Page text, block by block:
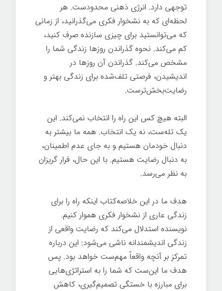
توجهی دارد. انرژی ذهنی محدودست. هر
لحظه‌ای که به نشخوار فکری می‌گذرانید، از زمانی
که می‌توانستید برای چیزی سازنده صرف کنید،
کم می‌کند. نحوه گذراندن روزها زندگی شما را
مشخص می‌کند. گذراندن آن روزها در
اندیشیدن، فرصتی تلف‌شده برای زندگی بهتر و
رضایت‌بخش‌ترست.
البته هیچ کس این راه را انتخاب نمی‌کند. این
یک تله‌ست، نه یک انتخاب. همه ما بیشتر به
دنبال خودمان هستیم و به جای عدم اطمینان،
به دنبال رضایت هستیم. با این حال، فرار گریزان
به نظر می‌رسد.
هدف ما در این خلاصه‌کتاب اینکه راه را برای
زندگی عاری از نشخوار فکری هموار کنیم.
نویسنده استدلال می‌کند که رضایت واقعی از
زندگی اندیشمندانه ناشی می‌شود: این درباره
تمرکز بر آنچه واقعاً مهم‌ست خواهد بود. پس
هدف ما این‌ست که شما را به استراتژی‌هایی
برای مبارزه با خستگی تصمیم‌گیری، کاهش